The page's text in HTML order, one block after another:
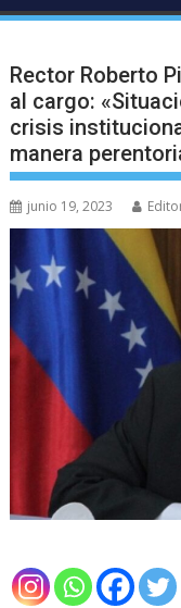
Rector Roberto
al cargo:
crisis
manera
junio 19, 2023